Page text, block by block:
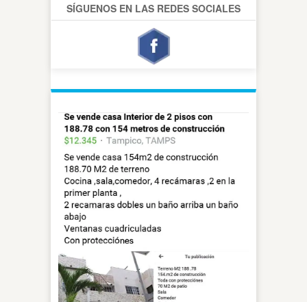
SÍGUENOS EN LAS REDES SOCIALES